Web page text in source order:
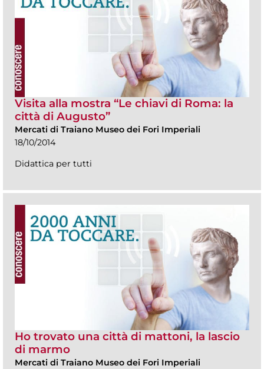
Visita alla mostra “Le chiavi di Roma: la
città di Augusto”
Mercati di Traiano Museo dei Fori Imperiali
18/10/2014
Didattica per tutti
Ho trovato una città di mattoni, la lascio
di marmo
Mercati di Traiano Museo dei Fori Imperiali